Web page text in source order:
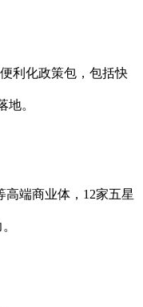
利化政策包，包括快
地。
端商业体，12家五星
。